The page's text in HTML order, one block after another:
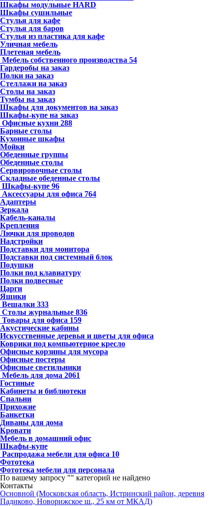
Шкафы модульные HARD
Шкафы сушильные
Стулья для кафе
Стулья для баров
Стулья из пластика для кафе
Уличная мебель
Плетеная мебель
Мебель собственного производства 54
Гардеробы на заказ
Полки на заказ
Стеллажи на заказ
Столы на заказ
Тумбы на заказ
Шкафы для документов на заказ
Шкафы-купе на заказ
Офисные кухни 288
Барные столы
Кухонные шкафы
Мойки
Обеденные группы
Обеденные столы
Сервировочные столы
Складные обеденные столы
Шкафы-купе 96
Аксессуары для офиса 764
Адаптеры
Зеркала
Кабель-каналы
Крепления
Лючки для проводов
Надстройки
Подставки для монитора
Подставки под системный блок
Подушки
Полки под клавиатуру
Полки подвесные
Царги
Ящики
Вешалки 333
Столы журнальные 836
Товары для офиса 159
Акустические кабины
Искусственные деревья и цветы для офиса
Коврики под компьютерное кресло
Офисные корзины для мусора
Офисные постеры
Офисные светильники
Мебель для дома 2061
Гостиные
Кабинеты и библиотеки
Спальни
Прихожие
Банкетки
Диваны для дома
Кровати
Мебель в домашний офис
Шкафы-купе
Распродажа мебели для офиса 10
Фототека
Фототека мебели для персонала
По вашему запросу "" категорий не найдено
Контакты
Основной (Московская область, Истринский район, деревня
Падиково, Новорижское ш., 25 км от МКАД)